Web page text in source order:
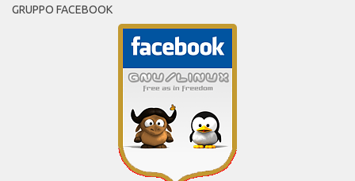
GRUPPO FACEBOOK